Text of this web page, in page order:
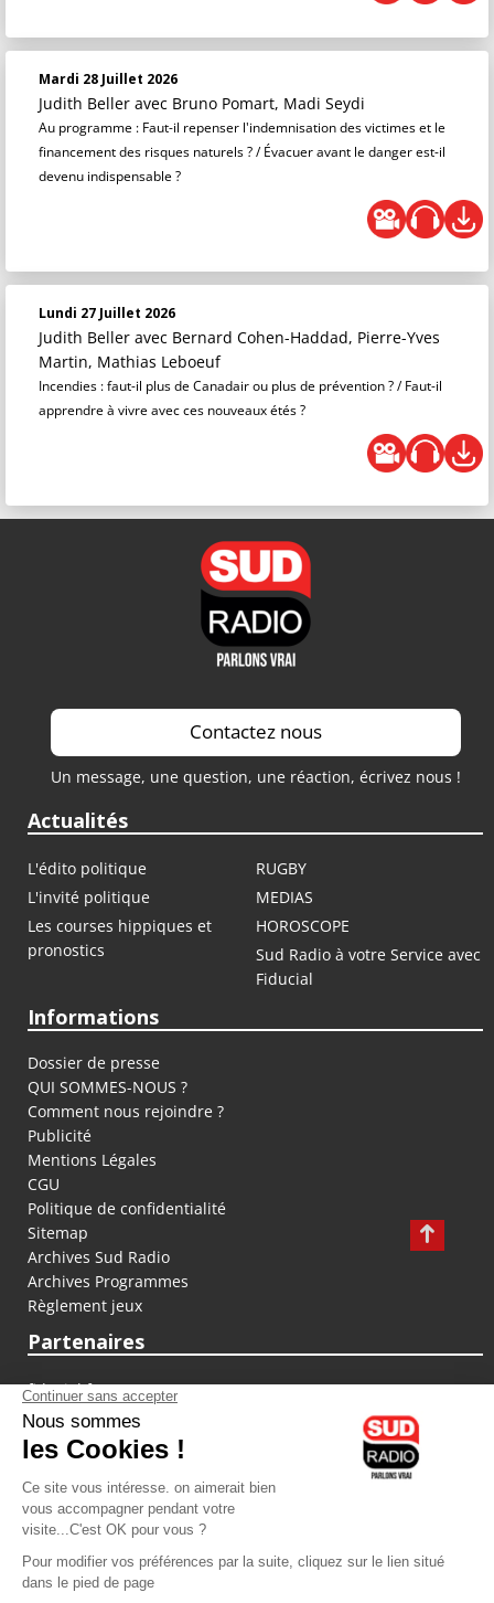
Mardi 28 Juillet 2026
Judith Beller avec Bruno Pomart, Madi Seydi
Au programme : Faut-il repenser l'indemnisation des victimes et le
financement des risques naturels ? / Évacuer avant le danger est-il
devenu indispensable ?
Lundi 27 Juillet 2026
Judith Beller avec Bernard Cohen-Haddad, Pierre-Yves
Martin, Mathias Leboeuf
Incendies : faut-il plus de Canadair ou plus de prévention ? / Faut-il
apprendre à vivre avec ces nouveaux étés ?
Contactez nous
Un message, une question, une réaction, écrivez nous !
Actualités
L'édito politique
RUGBY
L'invité politique
MEDIAS
Les courses hippiques et
pronostics
HOROSCOPE
Sud Radio à votre Service avec
Fiducial
Informations
Dossier de presse
QUI SOMMES-NOUS ?
Comment nous rejoindre ?
Publicité
Mentions Légales
CGU
Politique de confidentialité
Sitemap
Archives Sud Radio
Archives Programmes
Règlement jeux
Partenaires
fiducial.fr
lyoncapitale.fr
olympique-et-lyonnais.com
L'application Iphone / Android
Téléchargez l'application